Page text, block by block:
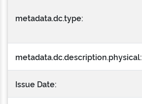
metadata.dc.type:
metadata.dc.description.physical:
Issue Date: